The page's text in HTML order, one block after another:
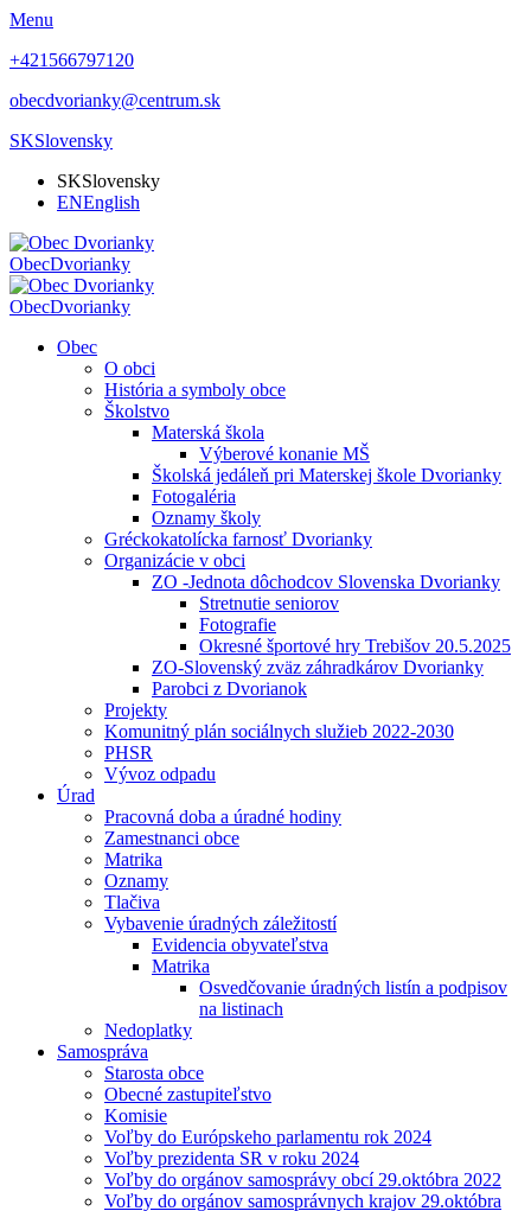
Menu
+421566797120
obecdvorianky@centrum.sk
SKSlovensky
SKSlovensky
ENEnglish
ObecDvorianky
ObecDvorianky
Obec
O obci
História a symboly obce
Školstvo
Materská škola
Výberové konanie MŠ
Školská jedáleň pri Materskej škole Dvorianky
Fotogaléria
Oznamy školy
Gréckokatolícka farnosť Dvorianky
Organizácie v obci
ZO -Jednota dôchodcov Slovenska Dvorianky
Stretnutie seniorov
Fotografie
Okresné športové hry Trebišov 20.5.2025
ZO-Slovenský zväz záhradkárov Dvorianky
Parobci z Dvorianok
Projekty
Komunitný plán sociálnych služieb 2022-2030
PHSR
Vývoz odpadu
Úrad
Pracovná doba a úradné hodiny
Zamestnanci obce
Matrika
Oznamy
Tlačiva
Vybavenie úradných záležitostí
Evidencia obyvateľstva
Matrika
Osvedčovanie úradných listín a podpisov
na listinach
Nedoplatky
Samospráva
Starosta obce
Obecné zastupiteľstvo
Komisie
Voľby do Európskeho parlamentu rok 2024
Voľby prezidenta SR v roku 2024
Voľby do orgánov samosprávy obcí 29.októbra 2022
Voľby do orgánov samosprávnych krajov 29.októbra